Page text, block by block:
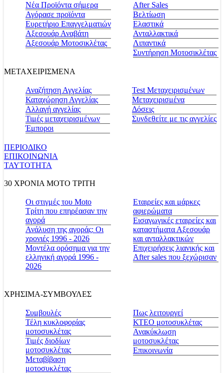
Νέα Προϊόντα σήμερα
Αγόρασε προϊόντα
Ευρετήριο Επαγγελματιών
Αξεσουάρ Αναβάτη
Αξεσουάρ Μοτοσικλέτας
Αfter Sales
Βελτίωση
Ελαστικά
Ανταλλακτικά
Λιπαντικά
Συντήρηση Μοτοσικλέτας
ΜΕΤΑΧΕΙΡΙΣΜΕΝΑ
Αναζήτηση Αγγελίας
Καταχώρηση Αγγελίας
Αλλαγή αγγελίας
Τιμές μεταχειρισμένων
Έμποροι
Test Μεταχειρισμένων
Μεταχειρισμένα
Δόσεις
Συνδεθείτε με τις αγγελίες
ΠΕΡΙΟΔΙΚΟ
ΕΠΙΚΟΙΝΩΝΙΑ
ΤΑΥΤΟΤΗΤΑ
30 ΧΡΟΝΙΑ MOTO ΤΡΙΤΗ
Οι στιγμές του Moto
Τρίτη που επηρέασαν την
αγορά
Ανάλυση της αγοράς: Οι
χρονιές 1996 - 2026
Μοντέλα ορόσημα για την
ελληνική αγορά 1996 -
2026
Εταιρείες και μάρκες
αφιερώματα
Εισαγωγικές εταιρείες και
καταστήματα Αξεσουάρ
και ανταλλακτικών
Επιχειρήσεις λιανικής και
After sales που ξεχώρισαν
ΧΡΗΣΙΜΑ-ΣΥΜΒΟΥΛΕΣ
Συμβουλές
Τέλη κυκλοφορίας
μοτοσυκλέτας
Τιμές διοδίων
μοτοσυκλέτας
Μεταβίβαση
μοτοσυκλέτας
Πως λειτουργεί
ΚΤΕΟ μοτοσυκλέτας
Ανακύκλωση
μοτοσυκλέτας
Επικοινωνία